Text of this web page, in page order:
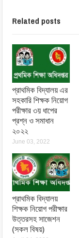
Related posts
প্রাথমিক বিদ্যালয় এর
সহকারি শিক্ষক নিয়োগ
পরীক্ষার ৩য় ধাপের
প্রশ্ন ও সমাধান
২০২২
June 03, 2022
প্রাথমিক বিদ্যালয়
শিক্ষক নিয়োগ পরীক্ষার
উত্তরসহ সাজেশন
(সকল বিষয়)